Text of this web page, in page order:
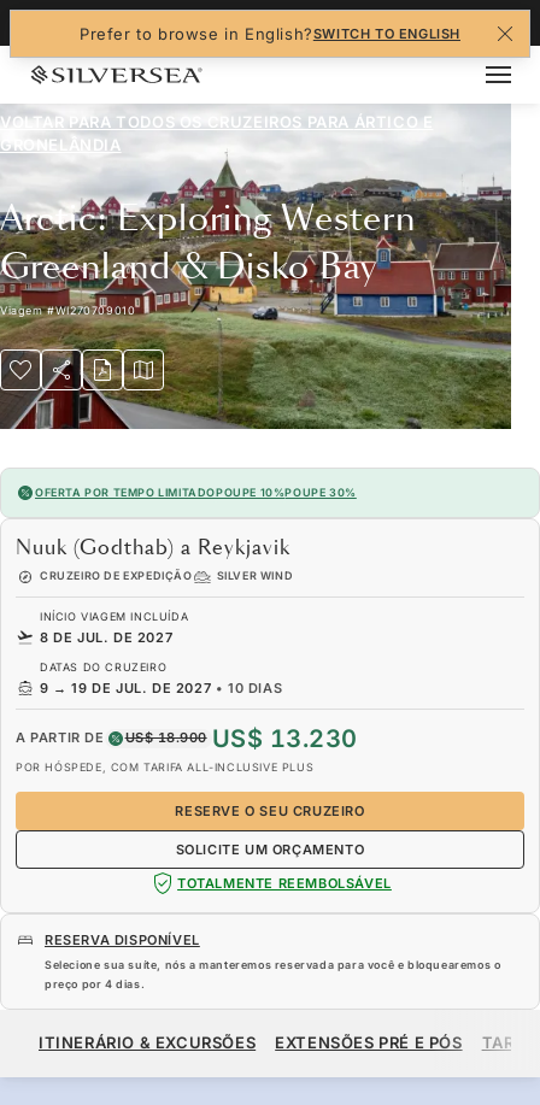
Prefer to browse in English?SWITCH TO ENGLISH
VOLTAR PARA TODOS OS CRUZEIROS PARA ÁRTICO E
GRONELÂNDIA
Arctic: Exploring Western
Greenland & Disko Bay
Viagem#WI270709010
OFERTA POR TEMPO LIMITADOPOUPE 10%POUPE 30%
Nuuk (Godthab) a Reykjavik
CRUZEIRO DE EXPEDIÇÃO SILVER WIND
INÍCIO VIAGEM INCLUÍDA
8 DE JUL. DE 2027
DATAS DO CRUZEIRO
9 → 19 DE JUL. DE 2027 •10 DIAS
A PARTIR DE US$ 18.900 US$ 13.230
POR HÓSPEDE, COM TARIFA ALL-INCLUSIVE PLUS
RESERVE O SEU CRUZEIRO
SOLICITE UM ORÇAMENTO
TOTALMENTE REEMBOLSÁVEL
RESERVA DISPONÍVEL
Selecione sua suíte, nós a manteremos reservada para você e bloquearemos o
preço por 4 dias.
A PARTIR DE US$ 13.230
ITINERÁRIO & EXCURSÕES EXTENSÕES PRÉ E PÓS